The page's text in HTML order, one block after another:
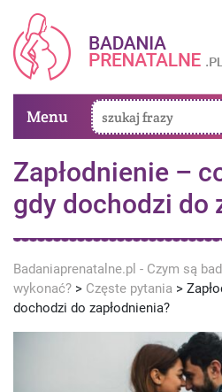
Menu
Zapłodnienie –
gdy dochodzi do
Badaniaprenatalne.pl - Czym są
wykonać? > Częste pytania >
dochodzi do zapłodnienia?